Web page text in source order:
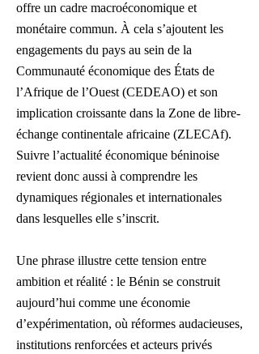
offre un cadre macroéconomique et
monétaire commun. À cela s’ajoutent les
engagements du pays au sein de la
Communauté économique des États de
l’Afrique de l’Ouest (CEDEAO) et son
implication croissante dans la Zone de libre-
échange continentale africaine (ZLECAf).
Suivre l’actualité économique béninoise
revient donc aussi à comprendre les
dynamiques régionales et internationales
dans lesquelles elle s’inscrit.
Une phrase illustre cette tension entre
ambition et réalité : le Bénin se construit
aujourd’hui comme une économie
d’expérimentation, où réformes audacieuses,
institutions renforcées et acteurs privés